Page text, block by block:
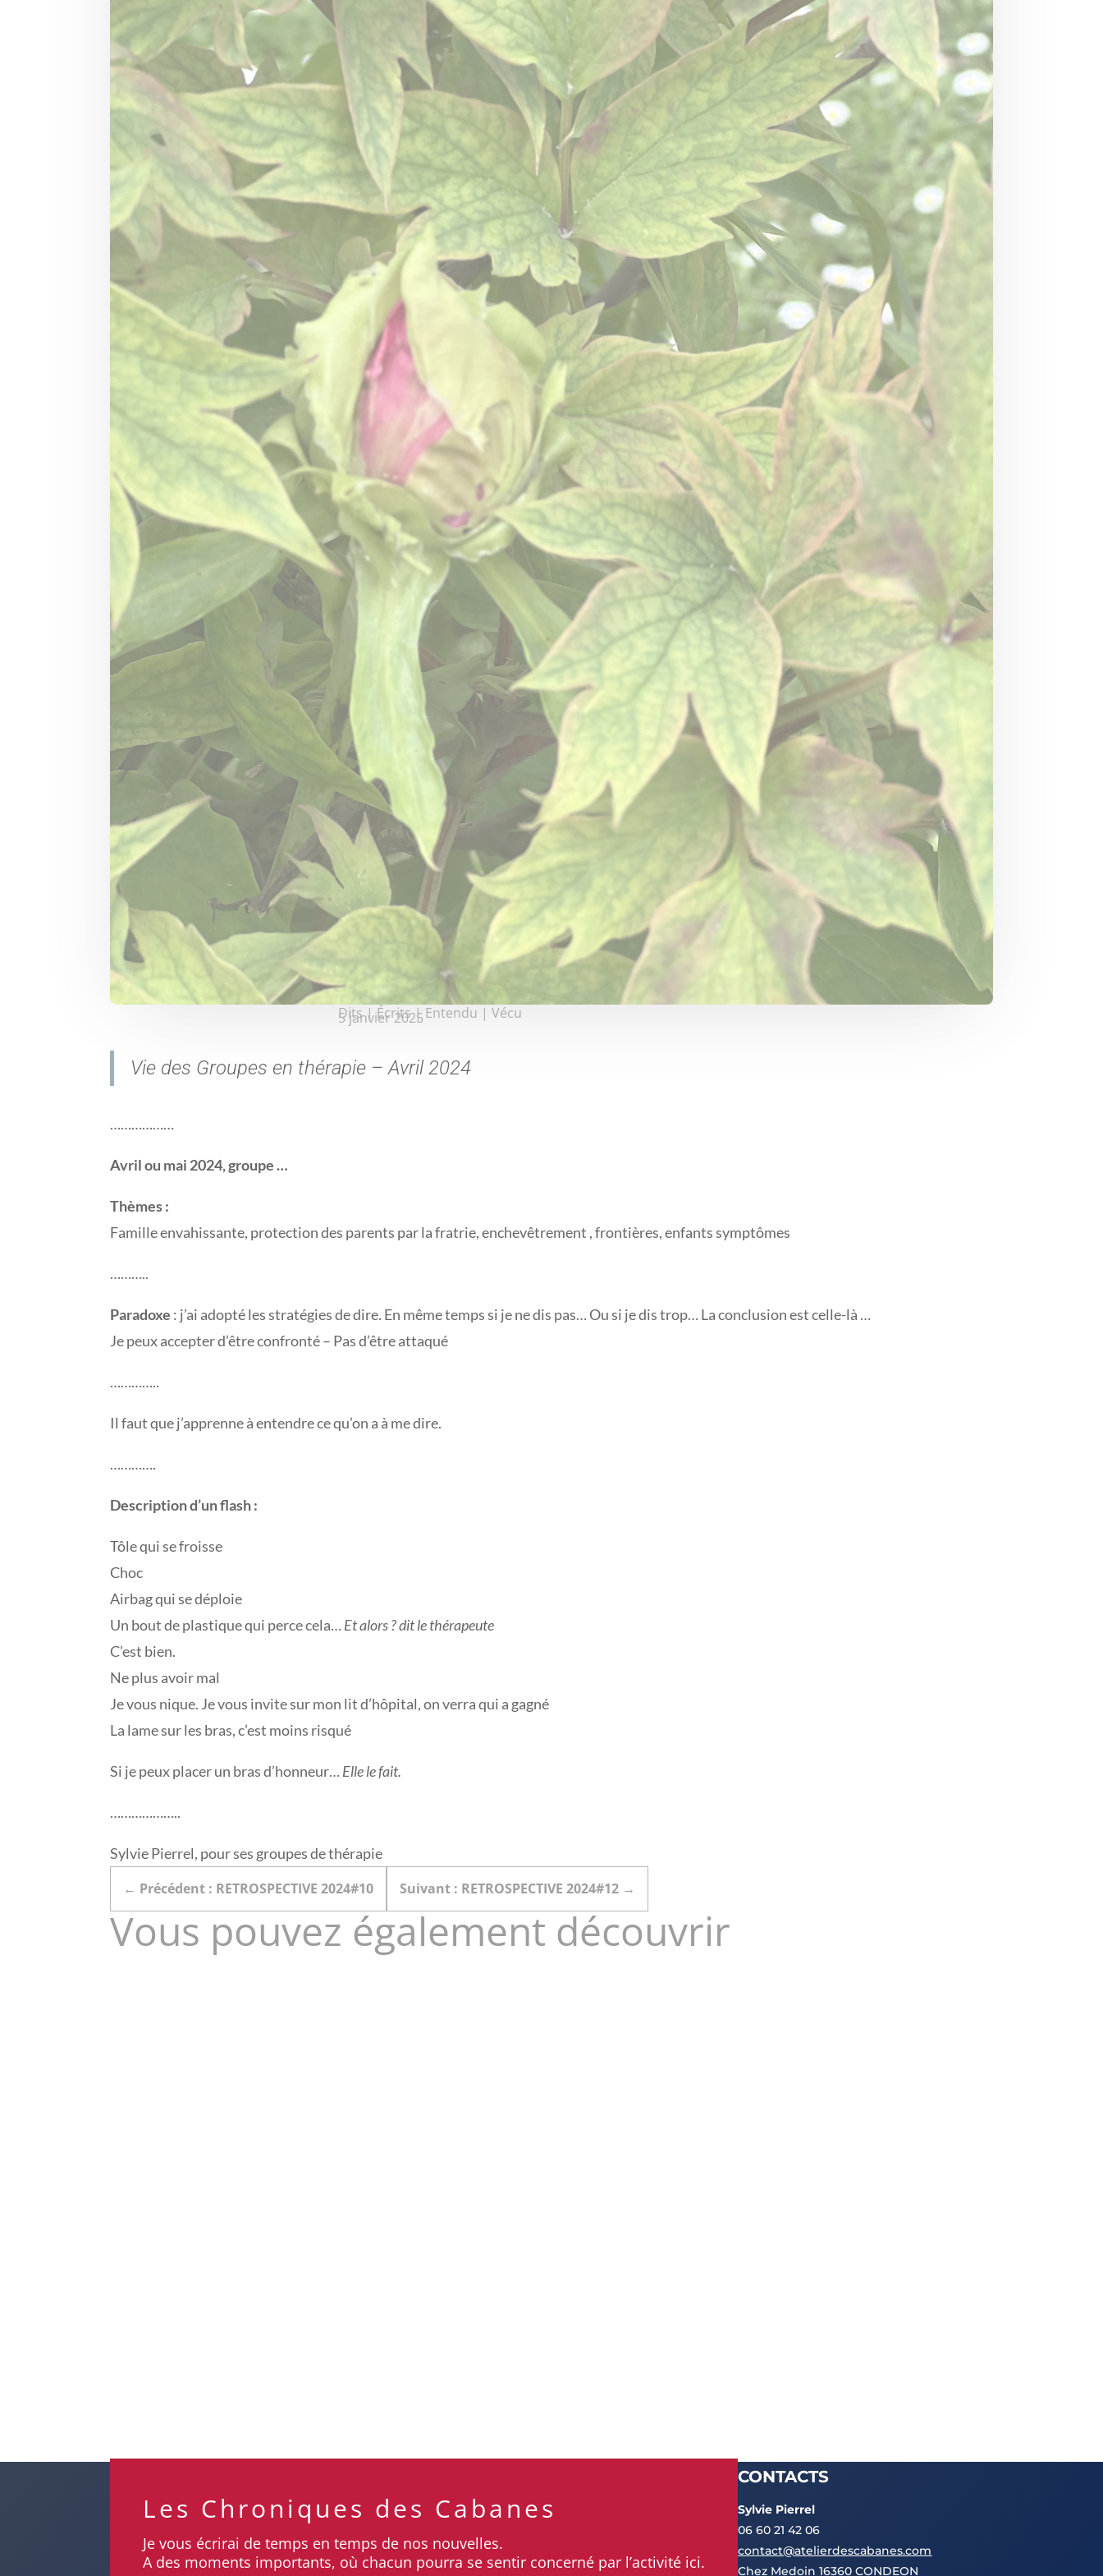
Dits|Écrits|Entendu | Vécu
5 janvier 2025
Vie des Groupes en thérapie – Avril 2024
………………
Avril ou mai 2024, groupe …
Thèmes :
Famille envahissante, protection des parents par la fratrie, enchevêtrement , frontières, enfants symptômes
………..
Paradoxe : j’ai adopté les stratégies de dire. En même temps si je ne dis pas… Ou si je dis trop… La conclusion est celle-là …
Je peux accepter d’être confronté – Pas d’être attaqué
…………..
Il faut que j’apprenne à entendre ce qu’on a à me dire.
………….
Description d’un flash :
Tôle qui se froisse
Choc
Airbag qui se déploie
Un bout de plastique qui perce cela…Et alors ? dit le thérapeute
C’est bien.
Ne plus avoir mal
Je vous nique. Je vous invite sur mon lit d’hôpital, on verra qui a gagné
La lame sur les bras, c’est moins risqué
Si je peux placer un bras d’honneur…Elle le fait.
………………..
Sylvie Pierrel, pour ses groupes de thérapie
← Précédent : RETROSPECTIVE 2024#10 Suivant : RETROSPECTIVE 2024#12 →
Vous pouvez également découvrir
Les Chroniques des Cabanes
Je vous écrirai de temps en temps de nos nouvelles.
A des moments importants, où chacun pourra se sentir concerné par l’activité ici.
CONTACTS
Sylvie Pierrel
06 60 21 42 06
contact@atelierdescabanes.com
Chez Medoin 16360 CONDEON